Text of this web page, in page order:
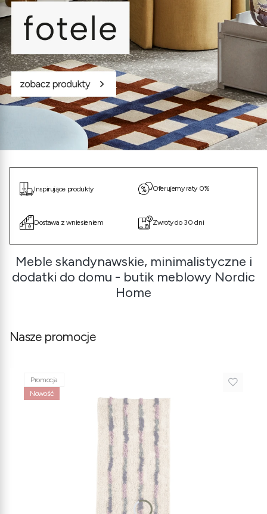
Inspirujące produkty
Dostawa z wniesieniem
Oferujemy raty 0%
Zwroty do 30 dni
Meble skandynawskie, minimalistyczne i
dodatki do domu - butik meblowy Nordic
Home
Nasze promocje
Promocja
Nowość